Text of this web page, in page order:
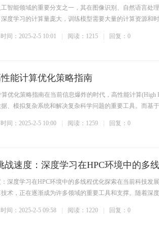
智能领域的重要分支之一，其在图像识别、自然语言处
度学习的计算量庞大，训练模型需要大量的计算资源和
时间：2025-2-5 10:01 阅读：1215 回复：0
能计算优化策略指南
优化策略指南在当前信息爆炸的时代，高性能计算(High
、模拟复杂系统和解决复杂科学问题的重要工具。而基
时间：2025-2-5 10:00 阅读：1259 回复：0
战速度：深度学习在HPC环境中的多
深度学习在HPC环境中的多线程优化探索在当前科技发
术，正在逐渐成为许多领域的重要工具和支撑。随着深
时间：2025-2-5 09:58 阅读：1220 回复：0